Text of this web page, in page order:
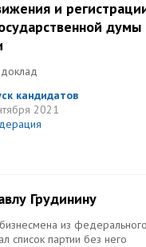
и
думы
кандидатов
2021
Грудинину
из
список партии без него